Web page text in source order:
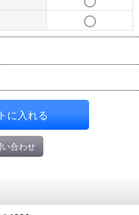
に入れる
い合わせ